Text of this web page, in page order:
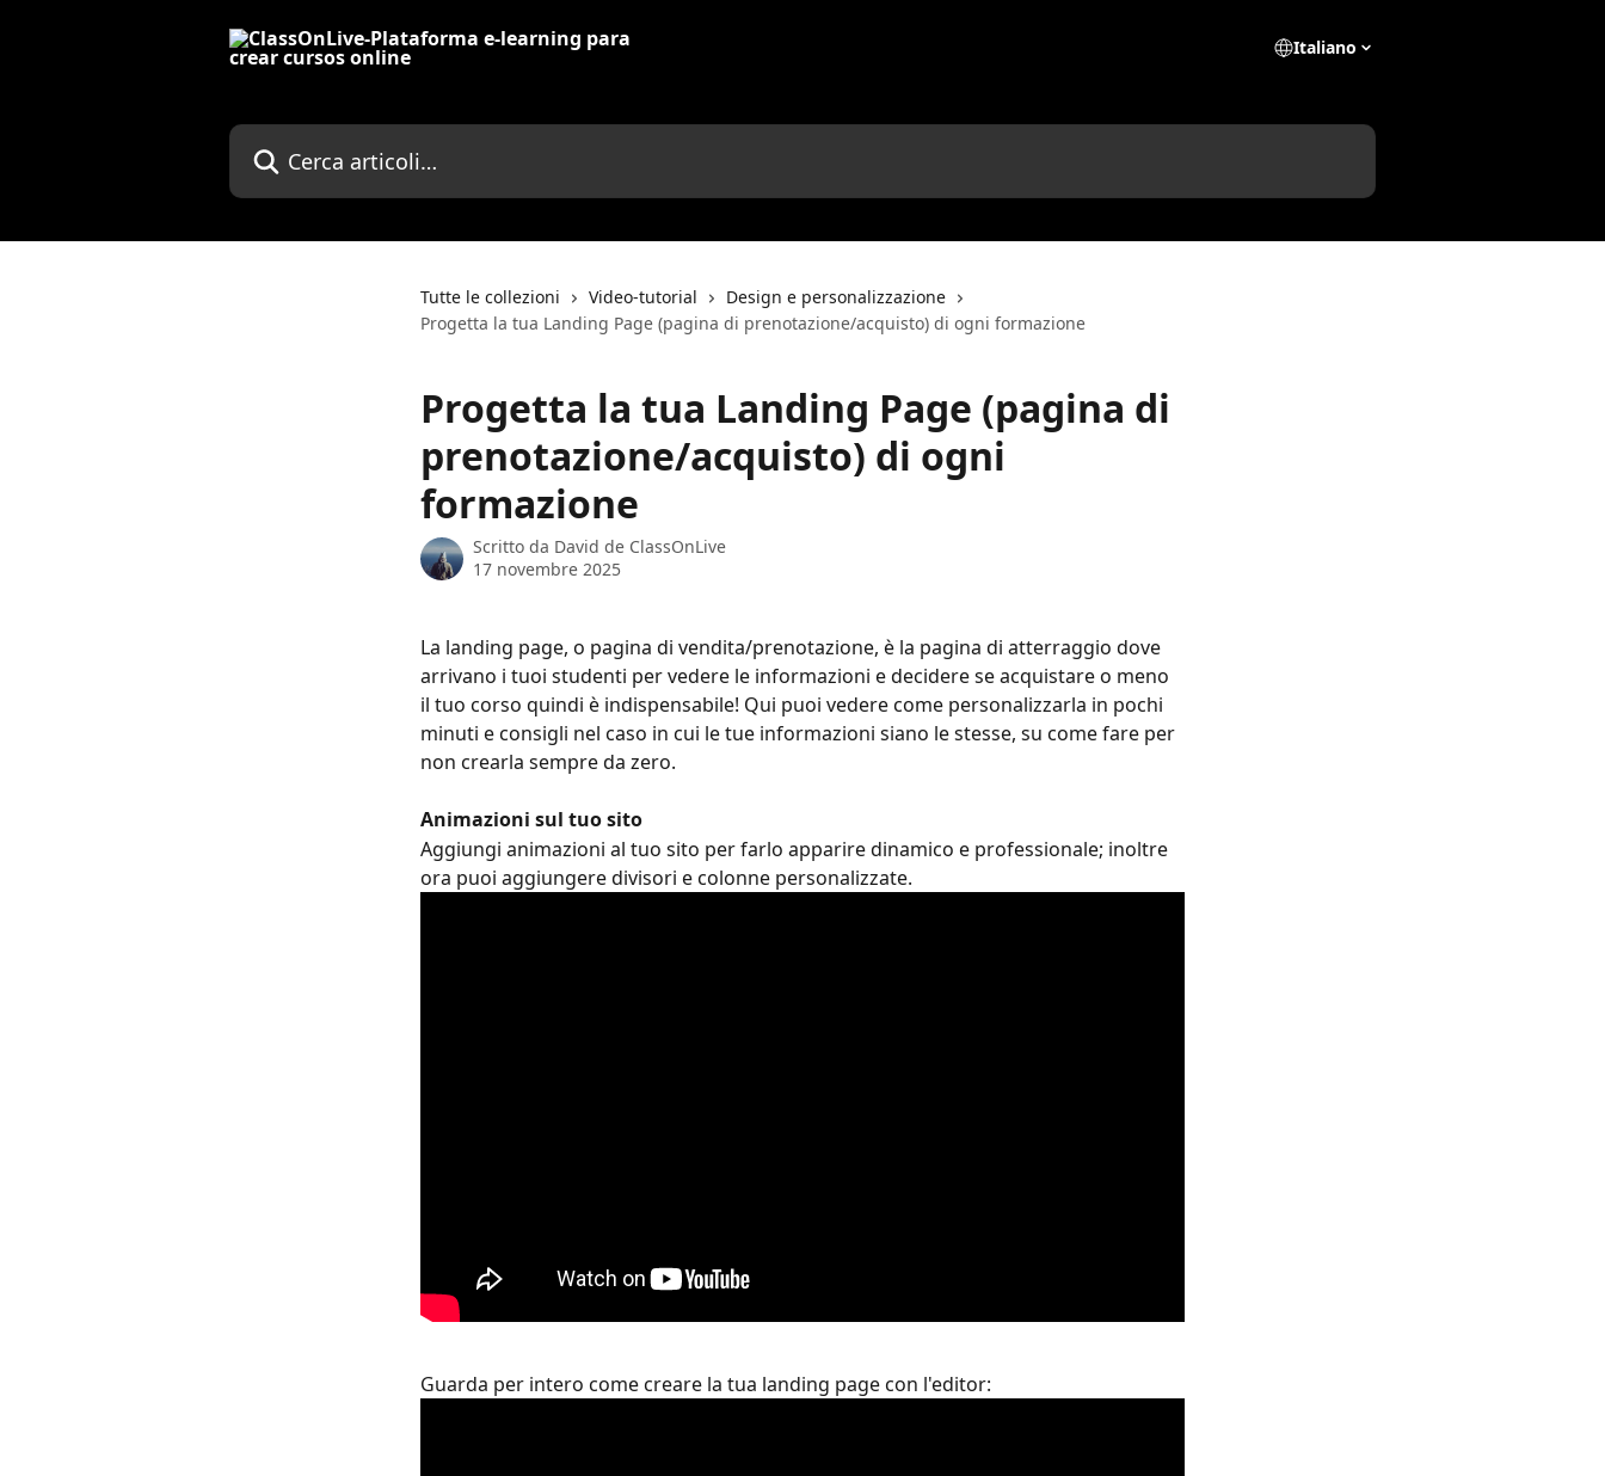
Italiano
Cerca articoli…
Tutte le collezioni Video-tutorial
Design e personalizzazione
Progetta la tua Landing Page (pagina di prenotazione/acquisto) di ogni formazione
Progetta la tua Landing Page (pagina di
prenotazione/acquisto) di ogni
formazione
Scritto da David de ClassOnLive
17 novembre 2025
La landing page, o pagina di vendita/prenotazione, è la pagina di atterraggio dove
arrivano i tuoi studenti per vedere le informazioni e decidere se acquistare o meno
il tuo corso quindi è indispensabile! Qui puoi vedere come personalizzarla in pochi
minuti e consigli nel caso in cui le tue informazioni siano le stesse, su come fare per
non crearla sempre da zero.
Animazioni sul tuo sito
Aggiungi animazioni al tuo sito per farlo apparire dinamico e professionale; inoltre
ora puoi aggiungere divisori e colonne personalizzate.
Guarda per intero come creare la tua landing page con l'editor: